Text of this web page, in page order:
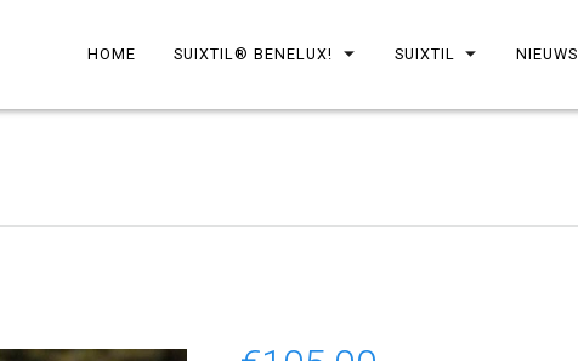
HOME SUIXTIL® BENELUX! SUIXTIL NIEUWS